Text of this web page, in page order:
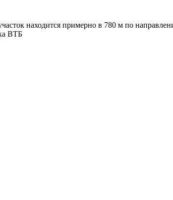
находится примерно в 780 м по
ВТБ